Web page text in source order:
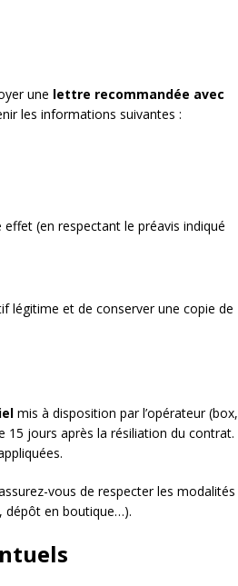
une lettre recommandée avec
les informations suivantes :
(en respectant le préavis indiqué
légitime et de conserver une copie de
mis à disposition par l’opérateur (box,
15 jours après la résiliation du contrat.
vous de respecter les modalités
dépôt en boutique…).